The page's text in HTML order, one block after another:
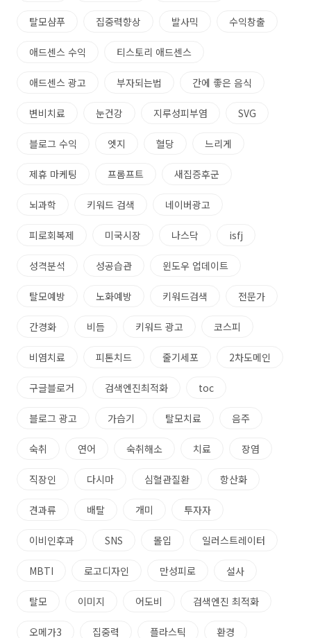
탈모샴푸 집중력향상 발사믹 수익창출
애드센스 수익 티스토리 애드센스
애드센스 광고 부자되는법 간에 좋은 음식
변비치료 눈건강 지루성피부염 SVG
블로그 수익 엣지 혈당 느리게
제휴 마케팅 프롬프트 새집증후군
뇌과학 키워드 검색 네이버광고
피로회복제 미국시장 나스닥 isfj
성격분석 성공습관 윈도우 업데이트
탈모예방 노화예방 키워드검색 전문가
간경화 비듬 키워드 광고 코스피
비염치료 피톤치드 줄기세포 2차도메인
구글블로거 검색엔진최적화 toc
블로그 광고 가습기 탈모치료 음주
숙취 연어 숙취해소 치료 장염
직장인 다시마 심혈관질환 항산화
견과류 배탈 개미 투자자
이비인후과 SNS 몰입 일러스트레이터
MBTI 로고디자인 만성피로 설사
탈모 이미지 어도비 검색엔진 최적화
오메가3 집중력 플라스틱 환경